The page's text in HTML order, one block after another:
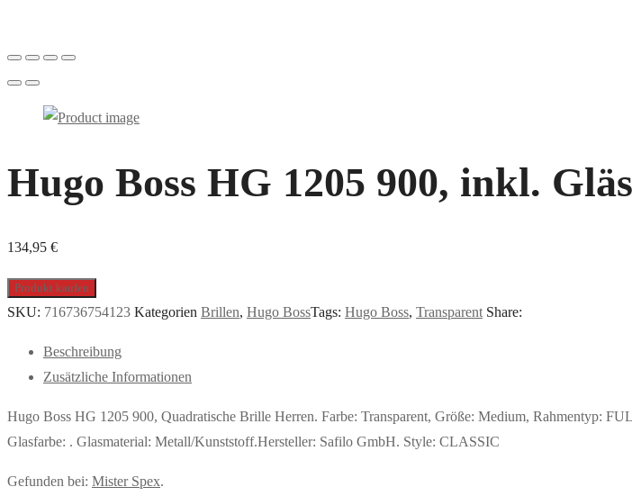
Hugo Boss HG 1205 900, inkl.
134,95 €
Produkt kaufen
SKU: 716736754123 Kategorien Brillen, Hugo BossTags: Hugo Boss, Transparent Share:
Beschreibung
Zusätzliche Informationen
Hugo Boss HG 1205 900, Quadratische Brille Herren. Farbe: Transparent, Größe: Medium, Rahmentyp:
Glasfarbe: . Glasmaterial: Metall/Kunststoff.Hersteller: Safilo GmbH. Style: CLASSIC
Gefunden bei: Mister Spex.